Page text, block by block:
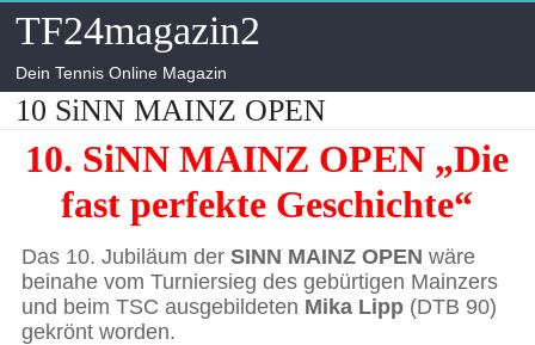
TF24magazin2
Dein Tennis Online Magazin
10 SiNN MAINZ OPEN
10. SiNN MAINZ OPEN „Die
fast perfekte Geschichte“
Das 10. Jubiläum derSINN MAINZ OPEN wäre
beinahe vom Turniersieg des gebürtigen Mainzers
und beim TSC ausgebildeten Mika Lipp (DTB 90)
gekrönt worden.